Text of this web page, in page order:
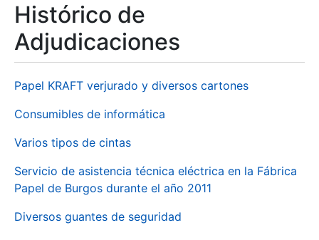
Histórico de
Adjudicaciones
Papel KRAFT verjurado y diversos cartones
Consumibles de informática
Varios tipos de cintas
Servicio de asistencia técnica eléctrica en la Fábrica
Papel de Burgos durante el año 2011
Diversos guantes de seguridad